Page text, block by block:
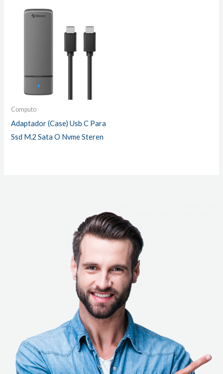
Computo
Adaptador (Case) Usb C Para
Ssd M.2 Sata O Nvme Steren